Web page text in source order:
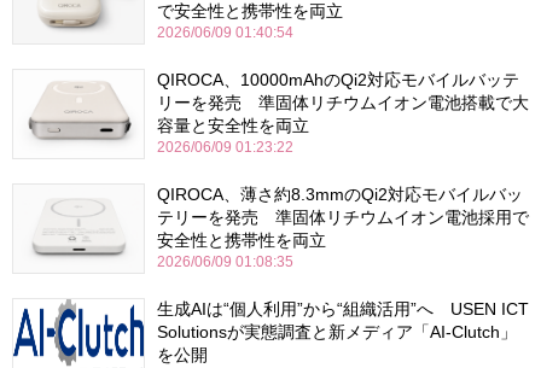
で安全性と携帯性を両立
2026/06/09 01:40:54
QIROCA、10000mAhのQi2対応モバイルバッテ
リーを発売 準固体リチウムイオン電池搭載で大
容量と安全性を両立
2026/06/09 01:23:22
QIROCA、薄さ約8.3mmのQi2対応モバイルバッ
テリーを発売 準固体リチウムイオン電池採用で
安全性と携帯性を両立
2026/06/09 01:08:35
生成AIは“個人利用”から“組織活用”へ USEN ICT
Solutionsが実態調査と新メディア「AI-Clutch」
を公開